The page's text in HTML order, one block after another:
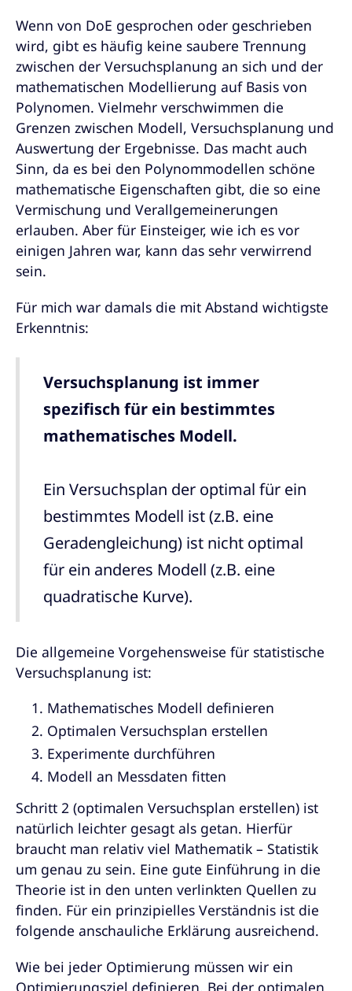
Wenn von DoE gesprochen oder geschrieben
wird, gibt es häufig keine saubere Trennung
zwischen der Versuchsplanung an sich und der
mathematischen Modellierung auf Basis von
Polynomen. Vielmehr verschwimmen die
Grenzen zwischen Modell, Versuchsplanung und
Auswertung der Ergebnisse. Das macht auch
Sinn, da es bei den Polynommodellen schöne
mathematische Eigenschaften gibt, die so eine
Vermischung und Verallgemeinerungen
erlauben. Aber für Einsteiger, wie ich es vor
einigen Jahren war, kann das sehr verwirrend
sein.
Für mich war damals die mit Abstand wichtigste
Erkenntnis:
Versuchsplanung ist immer
spezifisch für ein bestimmtes
mathematisches Modell.
Ein Versuchsplan der optimal für ein
bestimmtes Modell ist (z.B. eine
Geradengleichung) ist nicht optimal
für ein anderes Modell (z.B. eine
quadratische Kurve).
Die allgemeine Vorgehensweise für statistische
Versuchsplanung ist:
Mathematisches Modell definieren
Optimalen Versuchsplan erstellen
Experimente durchführen
Modell an Messdaten fitten
Schritt 2 (optimalen Versuchsplan erstellen) ist
natürlich leichter gesagt als getan. Hierfür
braucht man relativ viel Mathematik – Statistik
um genau zu sein. Eine gute Einführung in die
Theorie ist in den unten verlinkten Quellen zu
finden. Für ein prinzipielles Verständnis ist die
folgende anschauliche Erklärung ausreichend.
Wie bei jeder Optimierung müssen wir ein